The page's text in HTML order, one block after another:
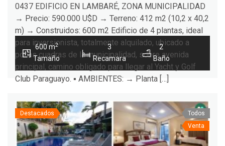
0437 EDIFICIO EN LAMBARÉ, ZONA MUNICIPALIDAD
→ Precio: 590.000 U$D → Terreno: 412 m2 (10,2 x 40,2
m) → Construidos: 600 m2 Edificio de 4 plantas, ideal
para inversionista, totalmente alquilado, ubicado a
pocas cuadras de la municipalidad, sobre avenida
principal, camino obligado para llegar al Yacht y Golf
Club Paraguayo. ▪ AMBIENTES: → Planta […]
600 m2
Tamaño
3
Recamara
2
Baño
Destacados
Todos
Venta